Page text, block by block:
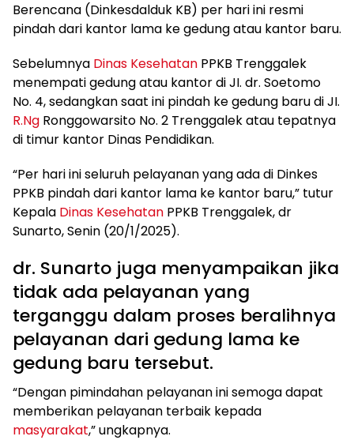
Berencana (Dinkesdalduk KB) per hari ini resmi
pindah dari kantor lama ke gedung atau kantor baru.
Sebelumnya Dinas Kesehatan PPKB Trenggalek
menempati gedung atau kantor di JI. dr. Soetomo
No. 4, sedangkan saat ini pindah ke gedung baru di JI.
R.Ng Ronggowarsito No. 2 Trenggalek atau tepatnya
di timur kantor Dinas Pendidikan.
“Per hari ini seluruh pelayanan yang ada di Dinkes
PPKB pindah dari kantor lama ke kantor baru,” tutur
Kepala Dinas Kesehatan PPKB Trenggalek, dr
Sunarto, Senin (20/1/2025).
dr. Sunarto juga menyampaikan jika
tidak ada pelayanan yang
terganggu dalam proses beralihnya
pelayanan dari gedung lama ke
gedung baru tersebut.
“Dengan pimindahan pelayanan ini semoga dapat
memberikan pelayanan terbaik kepada
masyarakat,” ungkapnya.